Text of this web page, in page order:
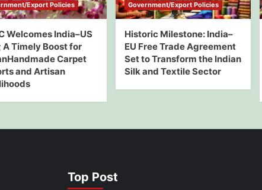
Export Policies
Welcomes India–US
A Timely Boost for
Carpet
and Artisan
Government/Export Policies
Historic Milestone: India–
EU Free Trade Agreement
Set to Transform the Indian
Silk and Textile Sector
Top Post